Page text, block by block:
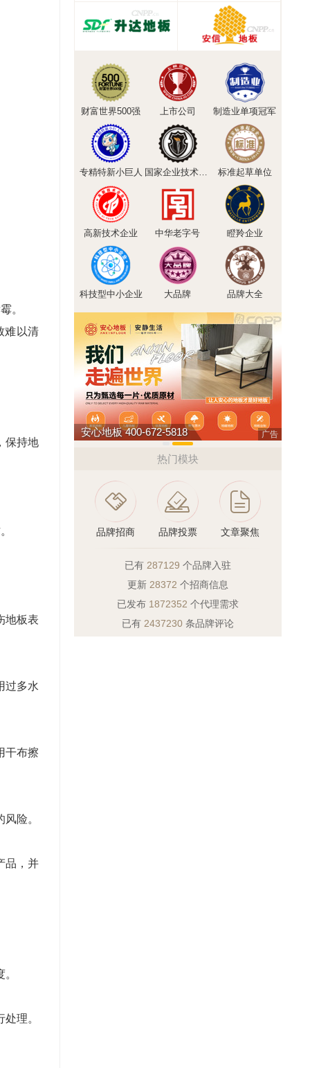
。
难以清
保持地
地板表
过多水
干布擦
险。
品，并
理。
财富世界500强 上市公司 制造业单项冠军
专精特新小巨人 国家企业技术中心 标准起草单位
高新技术企业 中华老字号 瞪羚企业
科技型中小企业 大品牌 品牌大全
安心地板 400-672-5818 广告
热门模块
品牌招商 品牌投票 文章聚焦
已有 287129 个品牌入驻
更新 28372 个招商信息
已发布 1872352 个代理需求
已有 2437230 条品牌评论